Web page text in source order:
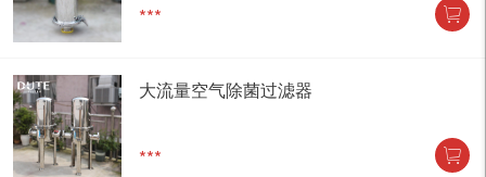
***
大流量空气除菌过滤器
***